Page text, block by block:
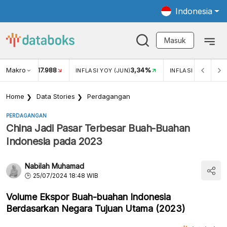
Indonesia
Masuk
Makro
USD/IDR 17.988 INFLASI YOY (JUN)3,34% INFLASI MOM
Home Data Stories Perdagangan
PERDAGANGAN
China Jadi Pasar Terbesar Buah-Buahan
Indonesia pada 2023
Nabilah Muhamad
25/07/2024 18:48 WIB
Volume Ekspor Buah-buahan Indonesia
Berdasarkan Negara Tujuan Utama (2023)